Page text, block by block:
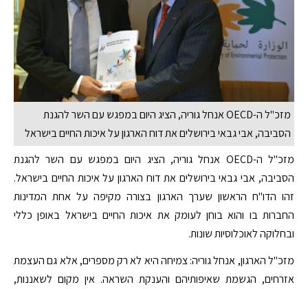
מזכ"ל ה-OECD אנחל גוריה, הציג היום במפגש עם השר להגנת
הסביבה, אבי גבאי בירושלים את דוח הארגון על איכות החיים בישראל
מזכ"ל ה-OECD אנחל גוריה, הציג היום במפגש עם השר להגנת
הסביבה, אבי גבאי בירושלים את דוח הארגון על איכות החיים בישראל.
זהו הדו"ח הראשון שערך הארגון בצורה מקיפה על אחת המדינות
החברות בו והוא בוחן לעומק את איכות החיים בישראל באופן כללי
ובחלוקה לאוכלוסיות שונות.
מזכ"ל הארגון, אנחל גוריה: צמיחה היא לא רק מספרים, אלא גם העצמת
אזרחים, הגשמת שאיפותיהם והענקת השראה. אין מקום לשאננות,